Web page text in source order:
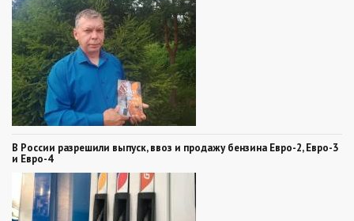
В России разрешили выпуск, ввоз и продажу бензина Евро-2, Евро-3
и Евро-4